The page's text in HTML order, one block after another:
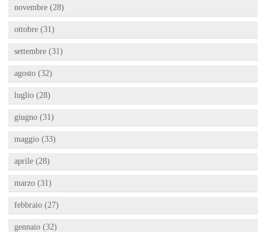
novembre (28)
ottobre (31)
settembre (31)
agosto (32)
luglio (28)
giugno (31)
maggio (33)
aprile (28)
marzo (31)
febbraio (27)
gennaio (32)